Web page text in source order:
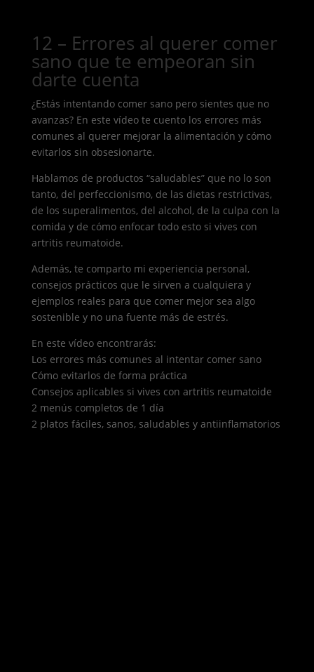
12 – Errores al querer comer
sano que te empeoran sin
darte cuenta
¿Estás intentando comer sano pero sientes que no
avanzas? En este vídeo te cuento los errores más
comunes al querer mejorar la alimentación y cómo
evitarlos sin obsesionarte.
Hablamos de productos “saludables” que no lo son
tanto, del perfeccionismo, de las dietas restrictivas,
de los superalimentos, del alcohol, de la culpa con la
comida y de cómo enfocar todo esto si vives con
artritis reumatoide.
Además, te comparto mi experiencia personal,
consejos prácticos que le sirven a cualquiera y
ejemplos reales para que comer mejor sea algo
sostenible y no una fuente más de estrés.
En este vídeo encontrarás:
Los errores más comunes al intentar comer sano
Cómo evitarlos de forma práctica
Consejos aplicables si vives con artritis reumatoide
2 menús completos de 1 día
2 platos fáciles, sanos, saludables y antiinflamatorios